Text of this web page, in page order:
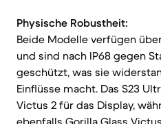
Physische Robustheit:
Beide Modelle verfügen
und sind nach IP68 gegen
geschützt, was sie
Einflüsse macht. Das S23
Victus 2 für das Display,
ebenfalls Gorilla Glass